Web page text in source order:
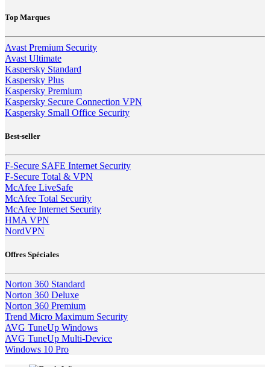
Top Marques
Avast Premium Security
Avast Ultimate
Kaspersky Standard
Kaspersky Plus
Kaspersky Premium
Kaspersky Secure Connection VPN
Kaspersky Small Office Security
Best-seller
F-Secure SAFE Internet Security
F-Secure Total & VPN
McAfee LiveSafe
McAfee Total Security
McAfee Internet Security
HMA VPN
NordVPN
Offres Spéciales
Norton 360 Standard
Norton 360 Deluxe
Norton 360 Premium
Trend Micro Maximum Security
AVG TuneUp Windows
AVG TuneUp Multi-Device
Windows 10 Pro